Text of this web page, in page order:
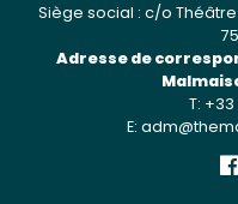
Siège social : c/o
Adresse de
T:
E: